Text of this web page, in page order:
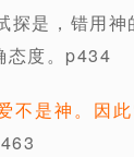
探是，错用
态度。p434
不是神。因此